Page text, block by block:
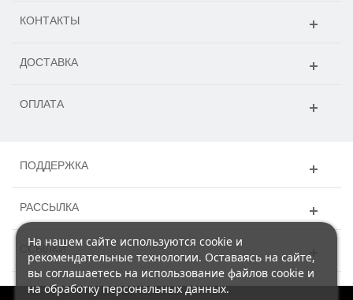
КОНТАКТЫ
ДОСТАВКА
ОПЛАТА
ПОДДЕРЖКА
РАССЫЛКА
ССЫЛКИ
На нашем сайте используются cookie и
рекомендательные технологии. Оставаясь на сайте,
вы соглашаетесь на использование файлов cookie и
на обработку персональных данных.